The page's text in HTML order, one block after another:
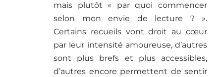
mais plutôt « par quoi commencer
selon mon envie de lecture ? ».
Certains recueils vont droit au cœur
par leur intensité amoureuse, d’autres
sont plus brefs et plus accessibles,
d’autres encore permettent de sentir